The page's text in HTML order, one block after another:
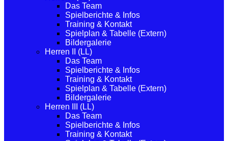
Das Team
Spielberichte & Infos
Training & Kontakt
Spielplan & Tabelle (Extern)
Bildergalerie
Herren II (LL)
Das Team
Spielberichte & Infos
Training & Kontakt
Spielplan & Tabelle (Extern)
Bildergalerie
Herren III (LL)
Das Team
Spielberichte & Infos
Training & Kontakt